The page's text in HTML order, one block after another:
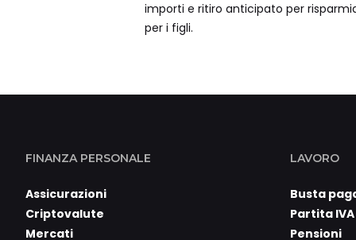
importi e ritiro anticipato per
per i figli.
FINANZA PERSONALE
Assicurazioni
Criptovalute
Mercati
LAVORO
Busta
Partita IVA
Pensioni